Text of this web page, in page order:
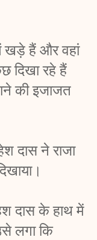
खड़े हैं और वहां
दिखा रहे हैं
की इजाजत
दास ने राजा
दास के हाथ में
लगा कि